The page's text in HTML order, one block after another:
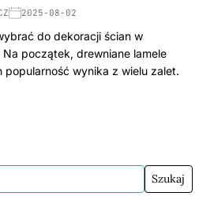
2025-08-02
do dekoracji ścian w
Na początek, drewniane lamele
popularność wynika z wielu zalet.